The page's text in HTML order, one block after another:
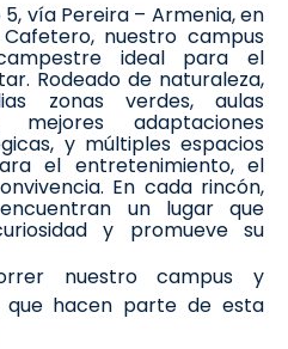
vía Pereira – Armenia, en
nuestro campus
ideal para el
Rodeado de naturaleza,
zonas verdes, aulas
adaptaciones
y múltiples espacios
el entretenimiento, el
En cada rincón,
un lugar que
y promueve su
nuestro campus y
que hacen parte de esta